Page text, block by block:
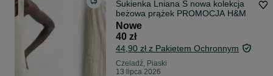
Sukienka Lniana S nowa kolekcja
beżowa prążek PROMOCJA H&M
Nowe
40 zł
44,90 zł z Pakietem Ochronnym
Czeladź, Piaski
13 lipca 2026